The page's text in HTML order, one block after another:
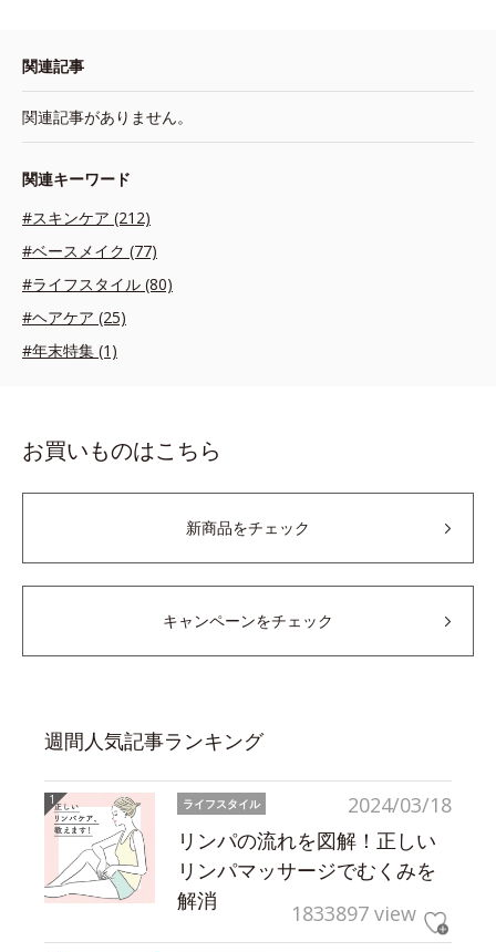
関連記事
関連記事がありません。
関連キーワード
#スキンケア (212)
#ベースメイク (77)
#ライフスタイル (80)
#ヘアケア (25)
#年末特集 (1)
お買いものはこちら
新商品をチェック
キャンペーンをチェック
週間人気記事ランキング
2024/03/18
ライフスタイル
リンパの流れを図解！正しい
リンパマッサージでむくみを
解消
1833897 view